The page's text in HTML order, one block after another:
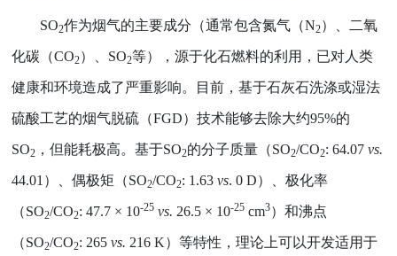
SO2作为烟气的主要成分（通常包含氮气（N2）、二氧
化碳（CO2）、 SO2等），源于化石燃料的利用，已对人类
健康和环境造成了严重影响。目前，基于石灰石洗涤或湿法
硫酸工艺的烟气脱硫（FGD）技术能够去除大约95%的
SO2，但能耗极高。基于SO2的分子质量（SO2/CO2: 64.07 vs.
44.01 ）、偶极矩（SO2/CO2: 1.63 vs. 0 D）、极化率
（SO2/CO2: 47.7 × 10-25 vs. 26.5 × 10-25cm3）和沸点
（SO2/CO2: 265 vs. 216 K）等特性，理论上可以开发适用于